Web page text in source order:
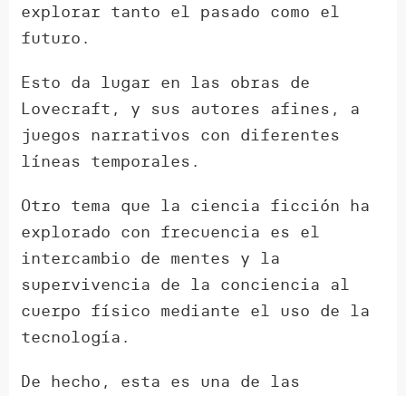
explorar tanto el pasado como el
futuro.
Esto da lugar en las obras de
Lovecraft, y sus autores afines, a
juegos narrativos con diferentes
líneas temporales.
Otro tema que la ciencia ficción ha
explorado con frecuencia es el
intercambio de mentes y la
supervivencia de la conciencia al
cuerpo físico mediante el uso de la
tecnología.
De hecho, esta es una de las